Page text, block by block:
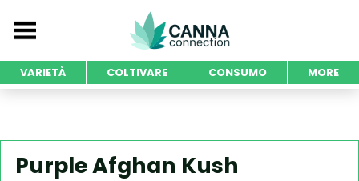
VARIETÀ COLTIVARE CONSUMO MORE
Purple Afghan Kush